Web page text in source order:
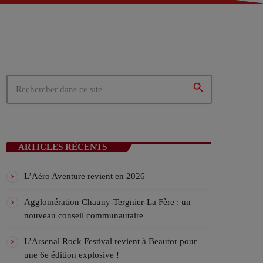
Tergnier (02)
EN COURS
VIV’FM
search
ARTICLES RÉCENTS
L’Aéro Aventure revient en 2026
Agglomération Chauny-Tergnier-La Fère : un
nouveau conseil communautaire
L’Arsenal Rock Festival revient à Beautor pour
une 6e édition explosive !